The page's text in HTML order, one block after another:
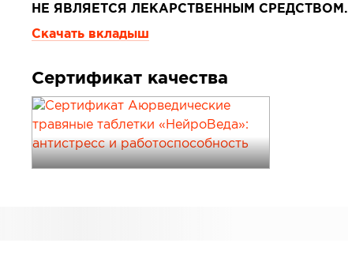
НЕ ЯВЛЯЕТСЯ ЛЕКАРСТВЕННЫМ СРЕДСТВОМ.
Скачать вкладыш
Сертификат качества